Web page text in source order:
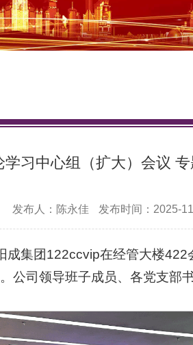
习中心组（扩大）会议
发布人：陈永佳 发布时间：2025-
成集团122ccvip在经管大楼
公司领导班子成员、各党支部